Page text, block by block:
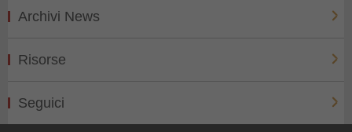
Archivi News
Risorse
Seguici